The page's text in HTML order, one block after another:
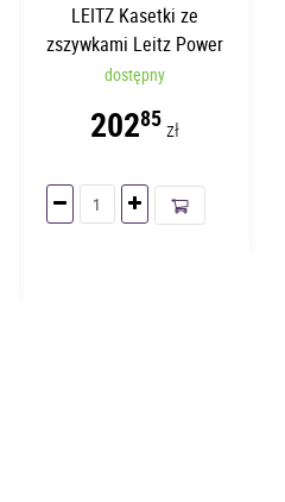
LEITZ Kasetki ze
zszywkami Leitz Power
Performance K10 26/10
dostępny
20285zł